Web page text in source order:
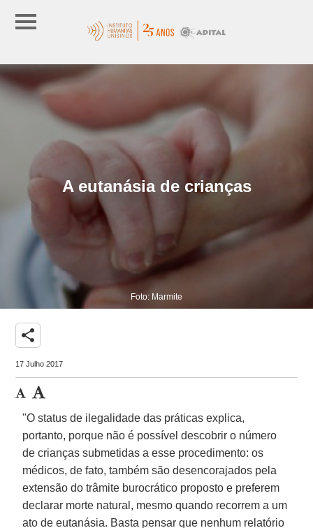
A eutanásia de crianças
Foto: Marmite
share
17 Julho 2017
"O status de ilegalidade das práticas explica,
portanto, porque não é possível descobrir o número
de crianças submetidas a esse procedimento: os
médicos, de fato, também são desencorajados pela
extensão do trâmite burocrático proposto e preferem
declarar morte natural, mesmo quando recorrem a um
ato de eutanásia. Basta pensar que nenhum relatório